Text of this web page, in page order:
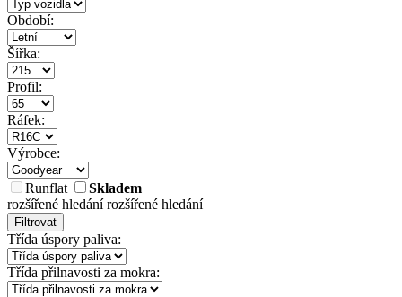
Období:
Šířka:
Profil:
Ráfek:
Výrobce:
Runflat
Skladem
rozšířené hledánírozšířené hledání
Filtrovat
Třída úspory paliva:
Třída přilnavosti za mokra: